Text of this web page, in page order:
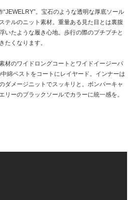
“JEWELRY”。宝石のような透明な厚底ソール
テルのニット素材。重量ある見た目とは裏腹
いたような履き心地。歩行の際のプチプチと
たくなります。
材のワイドロングコートとワイドイージーパ
綿ベストをコートにレイヤード。インナーは
ダメージニットでスッキリと。ボンバーキャ
リーのブラックソールでカラーに統一感を。